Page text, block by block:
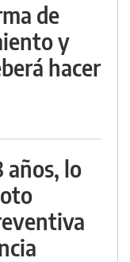
de
y
hacer
años, lo